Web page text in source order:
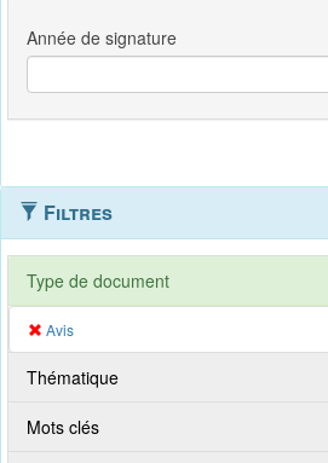
Filtres
Type de document
Avis
Thématique
Mots clés